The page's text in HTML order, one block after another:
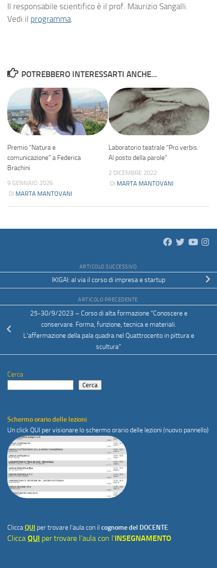
Il responsabile scientifico è il prof. Maurizio Sangalli.
Vedi il programma.
POTREBBERO INTERESSARTI ANCHE...
Premio “Natura e
comunicazione” a Federica
Brachini
9 GENNAIO 2026
DI MARTA MANTOVANI
Laboratorio teatrale “Pro verbis.
Al posto della parole”
2 DICEMBRE 2022
DI MARTA MANTOVANI
ARTICOLO SUCCESSIVO
IKIGAI: al via il corso di impresa e startup
ARTICOLO PRECEDENTE
25-30/9/2023 – Corso di alta formazione “Conoscere e
conservare. Forma, funzione, tecnica e materiali.
L’affermazione della pala quadra nel Quattrocento in pittura e
scultura”
Cerca
Cerca
Schermo orario delle lezioni
Un click QUI per visionare lo schermo orario delle lezioni (nuovo pannello)
CliccaQUI per trovare l'aula con il cognome del DOCENTE
Clicca QUI per trovare l'aula con l'INSEGNAMENTO